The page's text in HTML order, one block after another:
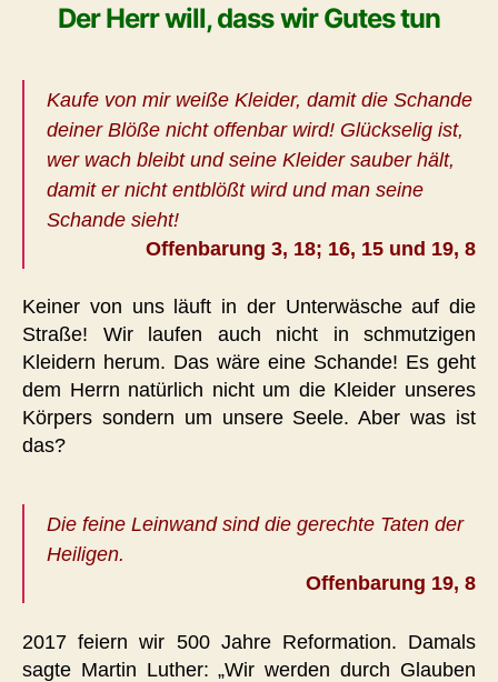
Der Herr will, dass wir Gutes tun
Kaufe von mir weiße Kleider, damit die Schande
deiner Blöße nicht offenbar wird! Glückselig ist,
wer wach bleibt und seine Kleider sauber hält,
damit er nicht entblößt wird und man seine
Schande sieht!
Offenbarung 3, 18; 16, 15 und 19, 8
Keiner von uns läuft in der Unterwäsche auf die
Straße! Wir laufen auch nicht in schmutzigen
Kleidern herum. Das wäre eine Schande! Es geht
dem Herrn natürlich nicht um die Kleider unseres
Körpers sondern um unsere Seele. Aber was ist
das?
Die feine Leinwand sind die gerechte Taten der
Heiligen.
Offenbarung 19, 8
2017 feiern wir 500 Jahre Reformation. Damals
sagte Martin Luther: „Wir werden durch Glauben